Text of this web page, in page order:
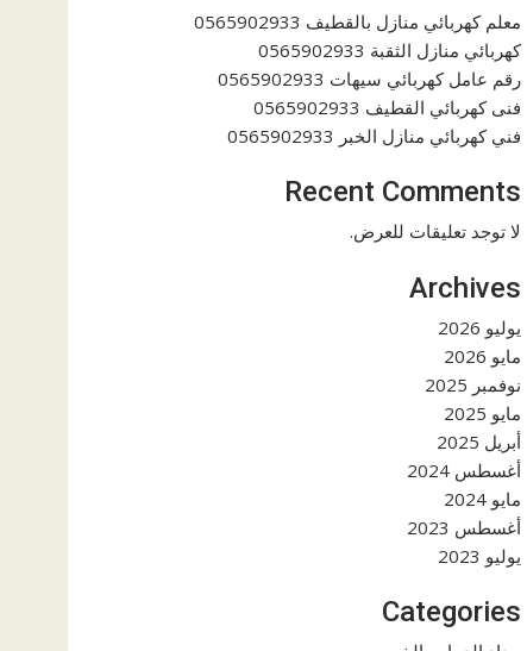
معلم كهربائي منازل بالقطيف 0565902933
كهربائي منازل الثقبة 0565902933
رقم عامل كهربائي سيهات 0565902933
فنى كهربائي القطيف 0565902933
فني كهربائي منازل الخبر 0565902933
Recent Comments
لا توجد تعليقات للعرض.
Archives
يوليو 2026
مايو 2026
نوفمبر 2025
مايو 2025
أبريل 2025
أغسطس 2024
مايو 2024
أغسطس 2023
يوليو 2023
Categories